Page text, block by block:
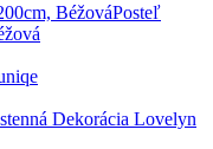
Posteľ
Dekorácia Lovelyn